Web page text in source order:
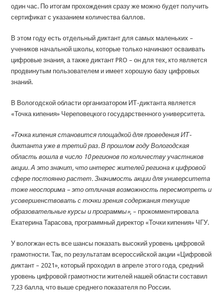
один час. По итогам прохождения сразу же можно будет получить
сертификат с указанием количества баллов.
В этом году есть отдельный диктант для самых маленьких –
учеников начальной школы, которые только начинают осваивать
цифровые знания, а также диктант PRO – он для тех, кто является
продвинутым пользователем и имеет хорошую базу цифровых
знаний.
В Вологодской области организатором ИТ-диктанта является
«Точка кипения» Череповецкого государственного университета.
«Точка кипения становится площадкой для проведения ИТ-
диктанта уже в третий раз. В прошлом году Вологодская
область вошла в число 10 регионов по количеству участников
акции. А это значит, что интерес жителей региона к цифровой
сфере постоянно растет. Значимость акции для университета
тоже неоспорима – это отличная возможность пересмотреть и
усовершенствовать с точки зрения содержания текущие
образовательные курсы и программы», – прокомментировала
Екатерина Тарасова, программный директор «Точки кипения» ЧГУ.
У вологжан есть все шансы показать высокий уровень цифровой
грамотности. Так, по результатам всероссийской акции «Цифровой
диктант – 2021», который проходил в апреле этого года, средний
уровень цифровой грамотности жителей нашей области составил
7,23 балла, что выше среднего показателя по России.